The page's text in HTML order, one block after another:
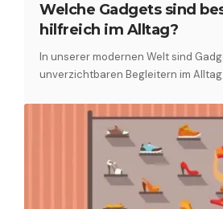
Welche Gadgets sind
hilfreich im Alltag?
In unserer modernen Welt sind
unverzichtbaren Begleitern im